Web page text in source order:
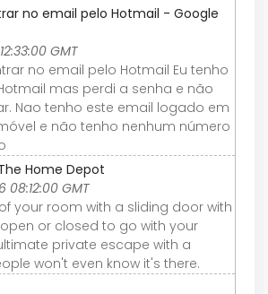
no email pelo Hotmail - Google
GMT
no email pelo Hotmail Eu tenho
mas perdi a senha e não
Nao tenho este email logado em
e não tenho nenhum número
Home Depot
08:12:00 GMT
your room with a sliding door with
or closed to go with your
private escape with a
won't even know it's there.